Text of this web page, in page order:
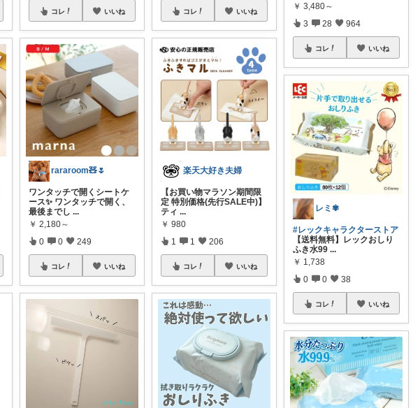
コレ いいね
rararoom🧸🌷
ワンタッチで開くシートケ
ース✨ ワンタッチで開く、
最後までし ...
￥ 2,180～
0 0 249
コレ いいね
コレ いいね
楽天大好き夫婦
【お買い物マラソン期間限
定 特別価格(先行SALE中)】
ティ ...
￥ 980
1 1 206
コレ いいね
￥ 3,480～
3 28 964
コレ いいね
レミ✾
#レックキャラクターストア
【送料無料】レックおしり
ふき水99 ...
￥ 1,738
0 0 38
コレ いいね